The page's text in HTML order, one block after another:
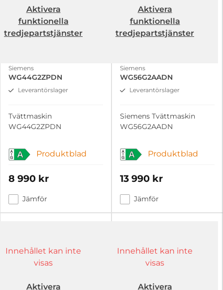
Aktivera
funktionella
tredjepartstjänster
Siemens
WG44G2ZPDN
Leverantörslager
Tvättmaskin
WG44G2ZPDN
A Produktblad
8 990 kr
Jämför
Aktivera
funktionella
tredjepartstjänster
Siemens
WG56G2AADN
Leverantörslager
Siemens Tvättmaskin
WG56G2AADN
A Produktblad
13 990 kr
Jämför
Innehållet kan inte
visas
Aktivera
Innehållet kan inte
visas
Aktivera